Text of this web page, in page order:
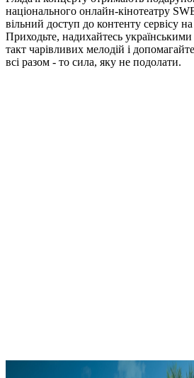
національного онлайн-кінотеатру
вільний доступ до контенту сервісу
Приходьте, надихайтесь українськими
такт чарівливих мелодій і
всі разом - то сила, яку не подолати.